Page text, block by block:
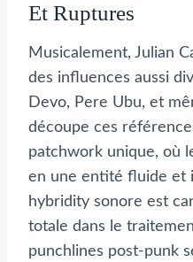
Et Ruptures
Musicalement, Julian
des influences aussi
Devo, Pere Ubu, et
découpe ces
patchwork unique, où
en une entité fluide et
hybridity sonore est
totale dans le
punchlines post-punk